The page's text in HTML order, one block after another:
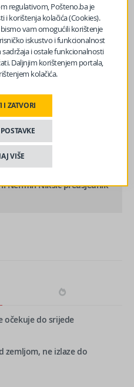
kompanije u opasnosti da
nabavkama u EU!?
Nermin Nikšić predsjednik
očekuje do srijede
zemljom, ne izlaze do
regulativom, Pošteno.ba je
korištenja kolačića (Cookies).
vam omogućili korištenje
iskustvo i funkcionalnost
i ostale funkcionalnosti
Daljnjim korištenjem portala,
kolačića.
I ZATVORI
VIŠE